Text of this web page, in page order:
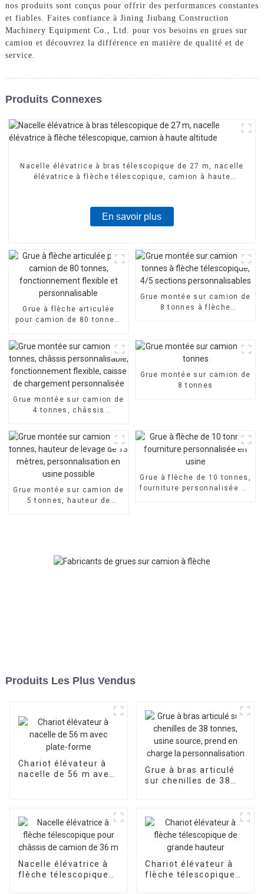
nos produits sont conçus pour offrir des performances constantes
et fiables. Faites confiance à Jining Jiubang Construction
Machinery Equipment Co., Ltd. pour vos besoins en grues sur
camion et découvrez la différence en matière de qualité et de
service.
Produits Connexes
Nacelle élévatrice à bras télescopique de 27 m, nacelle
élévatrice à flèche télescopique, camion à haute
En savoir plus
Grue à flèche articulée
pour camion de 80 tonnes,
personnalisable
Grue montée sur camion de
8 tonnes à flèche
Grue montée sur camion de
4 tonnes, châssis
fonctionnement flexible,
caisse de chargement
personnalisée
Grue montée sur camion de
8 tonnes
Grue montée sur camion de
5 tonnes, hauteur de
Grue à flèche de 10 tonnes,
fourniture personnalisée en
Produits Les Plus Vendus
Chariot élévateur à
nacelle de 56 m avec
Grue à bras articulé
sur chenilles de 38
Nacelle élévatrice à
flèche télescopique
Chariot élévateur à
flèche télescopique